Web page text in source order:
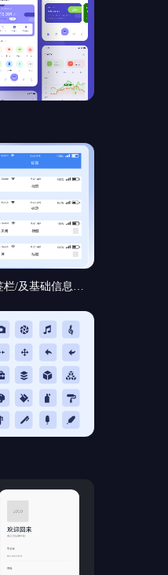
UI界面基础导航栏/标签栏/及基础信息和基础弹窗组件规范分享